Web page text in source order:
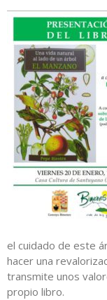
el cuidado de este
hacer una
transmite unos
propio libro.